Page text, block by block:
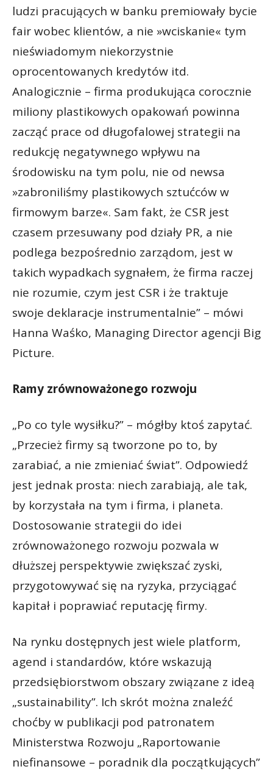
ludzi pracujących w banku premiowały bycie
fair wobec klientów, a nie »wciskanie« tym
nieświadomym niekorzystnie
oprocentowanych kredytów itd.
Analogicznie – firma produkująca corocznie
miliony plastikowych opakowań powinna
zacząć prace od długofalowej strategii na
redukcję negatywnego wpływu na
środowisku na tym polu, nie od newsa
»zabroniliśmy plastikowych sztućców w
firmowym barze«. Sam fakt, że CSR jest
czasem przesuwany pod działy PR, a nie
podlega bezpośrednio zarządom, jest w
takich wypadkach sygnałem, że firma raczej
nie rozumie, czym jest CSR i że traktuje
swoje deklaracje instrumentalnie” – mówi
Hanna Waśko, Managing Director agencji Big
Picture.
Ramy zrównoważonego rozwoju
„Po co tyle wysiłku?” – mógłby ktoś zapytać.
„Przecież firmy są tworzone po to, by
zarabiać, a nie zmieniać świat”. Odpowiedź
jest jednak prosta: niech zarabiają, ale tak,
by korzystała na tym i firma, i planeta.
Dostosowanie strategii do idei
zrównoważonego rozwoju pozwala w
dłuższej perspektywie zwiększać zyski,
przygotowywać się na ryzyka, przyciągać
kapitał i poprawiać reputację firmy.
Na rynku dostępnych jest wiele platform,
agend i standardów, które wskazują
przedsiębiorstwom obszary związane z ideą
„sustainability”. Ich skrót można znaleźć
choćby w publikacji pod patronatem
Ministerstwa Rozwoju „Raportowanie
niefinansowe – poradnik dla początkujących”